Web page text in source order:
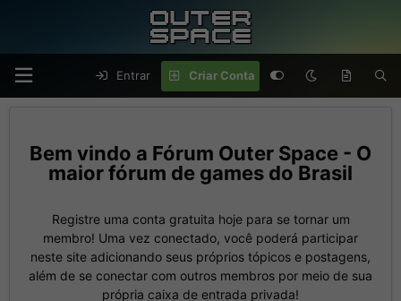
Entrar Criar Conta
Fórum Outer Space - O
maior fórum de games do Brasil
Registre uma conta gratuita hoje para se tornar um
membro! Uma vez conectado, você poderá participar
neste site adicionando seus próprios tópicos e postagens,
além de se conectar com outros membros por meio de sua
própria caixa de entrada privada!